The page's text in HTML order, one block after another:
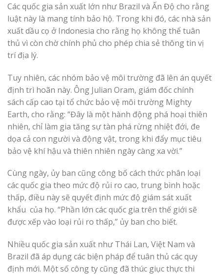
Các quốc gia sản xuất lớn như Brazil và Ấn Độ cho rằng
luật này là mang tính bảo hộ. Trong khi đó, các nhà sản
xuất dầu cọ ở Indonesia cho rằng họ không thể tuân
thủ vì còn chờ chính phủ cho phép chia sẻ thông tin vị
trí địa lý.
Tuy nhiên, các nhóm bảo vệ môi trường đã lên án quyết
định trì hoãn này. Ông Julian Oram, giám đốc chính
sách cấp cao tại tổ chức bảo vệ môi trường Mighty
Earth, cho rằng: “Đây là một hành động phá hoại thiên
nhiên, chỉ làm gia tăng sự tàn phá rừng nhiệt đới, đe
dọa cả con người và động vật, trong khi đẩy mục tiêu
bảo vệ khí hậu và thiên nhiên ngày càng xa vời.”
Cùng ngày, ủy ban cũng công bố cách thức phân loại
các quốc gia theo mức độ rủi ro cao, trung bình hoặc
thấp, điều này sẽ quyết định mức độ giám sát xuất
khẩu của họ. “Phần lớn các quốc gia trên thế giới sẽ
được xếp vào loại rủi ro thấp,” ủy ban cho biết.
Nhiều quốc gia sản xuất như Thái Lan, Việt Nam và
Brazil đã áp dụng các biện pháp để tuân thủ các quy
định mới. Một số công ty cũng đã thúc giục thực thi